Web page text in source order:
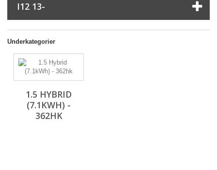
I12 13-
Underkategorier
1.5 HYBRID
(7.1KWH) -
362HK